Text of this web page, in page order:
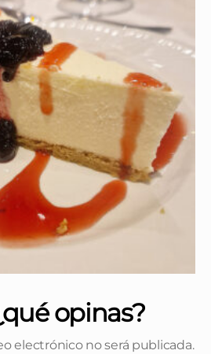
opinas?
electrónico no será publicada.